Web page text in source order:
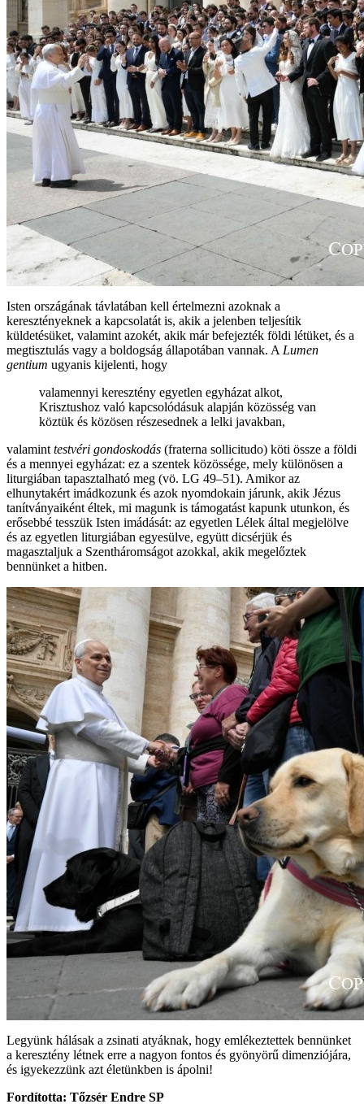
Isten országának távlatában kell értelmezni azoknak a
keresztényeknek a kapcsolatát is, akik a jelenben teljesítik
küldetésüket, valamint azokét, akik már befejezték földi létüket, és a
megtisztulás vagy a boldogság állapotában vannak. A Lumen
gentium ugyanis kijelenti, hogy
valamennyi keresztény egyetlen egyházat alkot,
Krisztushoz való kapcsolódásuk alapján közösség van
köztük és közösen részesednek a lelki javakban,
valamint testvéri gondoskodás (fraterna sollicitudo) köti össze a földi
és a mennyei egyházat: ez a szentek közössége, mely különösen a
liturgiában tapasztalható meg (vö. LG 49–51). Amikor az
elhunytakért imádkozunk és azok nyomdokain járunk, akik Jézus
tanítványaiként éltek, mi magunk is támogatást kapunk utunkon, és
erősebbé tesszük Isten imádását: az egyetlen Lélek által megjelölve
és az egyetlen liturgiában egyesülve, együtt dicsérjük és
magasztaljuk a Szentháromságot azokkal, akik megelőztek
bennünket a hitben.
Legyünk hálásak a zsinati atyáknak, hogy emlékeztettek bennünket
a keresztény létnek erre a nagyon fontos és gyönyörű dimenziójára,
és igyekezzünk azt életünkben is ápolni!
Fordította: Tőzsér Endre SP